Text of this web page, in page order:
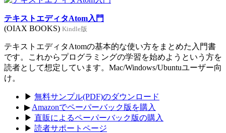
テキストエディタAtom入門
(OIAX BOOKS) Kindle版
テキストエディタAtomの基本的な使い方をまとめた入門書
です。これからプログラミングの学習を始めようという方を
読者として想定しています。Mac/Windows/Ubuntuユーザー向
け。
▶ 無料サンプル(PDF)のダウンロード
▶ Amazonでペーパーバック版を購入
▶ 直販によるペーパーバック版の購入
▶ 読者サポートページ